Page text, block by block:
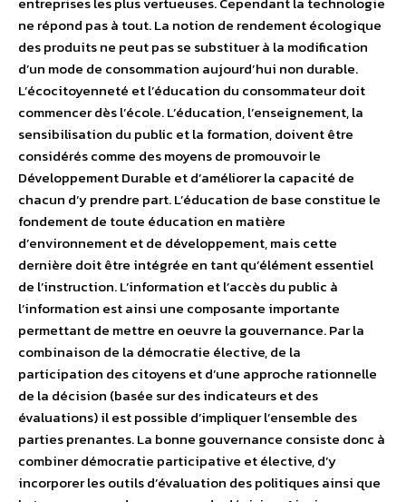
ne répond pas à tout. La notion de rendement écologique
des produits ne peut pas se substituer à la modification
d’un mode de consommation aujourd’hui non durable.
L’écocitoyenneté et l’éducation du consommateur doit
commencer dès l’école. L’éducation, l’enseignement, la
sensibilisation du public et la formation, doivent être
considérés comme des moyens de promouvoir le
Développement Durable et d’améliorer la capacité de
chacun d’y prendre part. L’éducation de base constitue le
fondement de toute éducation en matière
d’environnement et de développement, mais cette
dernière doit être intégrée en tant qu’élément essentiel
de l’instruction. L’information et l’accès du public à
l’information est ainsi une composante importante
permettant de mettre en oeuvre la gouvernance. Par la
combinaison de la démocratie élective, de la
participation des citoyens et d’une approche rationnelle
de la décision (basée sur des indicateurs et des
évaluations) il est possible d’impliquer l’ensemble des
parties prenantes. La bonne gouvernance consiste donc à
combiner démocratie participative et élective, d’y
incorporer les outils d’évaluation des politiques ainsi que